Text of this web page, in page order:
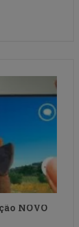
World,
NOVO